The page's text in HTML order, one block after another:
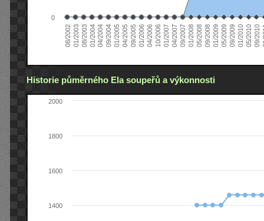
08/200201/200308/200301/200404/200409/200401/200504/200509/200501/200604/200610/200601/200704/200709/200701/200805/200809/200801/200905/200909/200901/201005/201009/2010
0
Historie půměrného Ela soupeřů a výkonnosti
1400
1600
1800
2000